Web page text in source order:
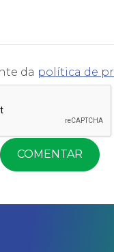
da política de
COMENTAR